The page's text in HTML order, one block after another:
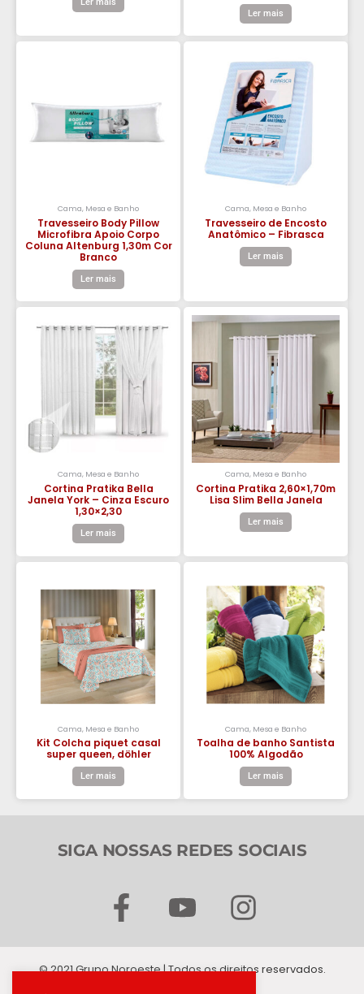
Ler mais
Cama, Mesa e Banho
Travesseiro Body Pillow
Microfibra Apoio Corpo
Coluna Altenburg 1,30m Cor
Branco
Ler mais
Cama, Mesa e Banho
Travesseiro de Encosto
Anatômico – Fibrasca
Ler mais
Cama, Mesa e Banho
Cortina Pratika Bella
Janela York – Cinza Escuro
1,30×2,30
Ler mais
Cama, Mesa e Banho
Cortina Pratika 2,60×1,70m
Lisa Slim Bella Janela
Ler mais
Cama, Mesa e Banho
Kit Colcha piquet casal
super queen, döhler
Ler mais
Cama, Mesa e Banho
Toalha de banho Santista
100% Algodão
Ler mais
SIGA NOSSAS REDES SOCIAIS
F
a
c
e
Y
o
u
t
I
n
s
t
© 2021 Grupo Noroeste | Todos os direitos reservados.